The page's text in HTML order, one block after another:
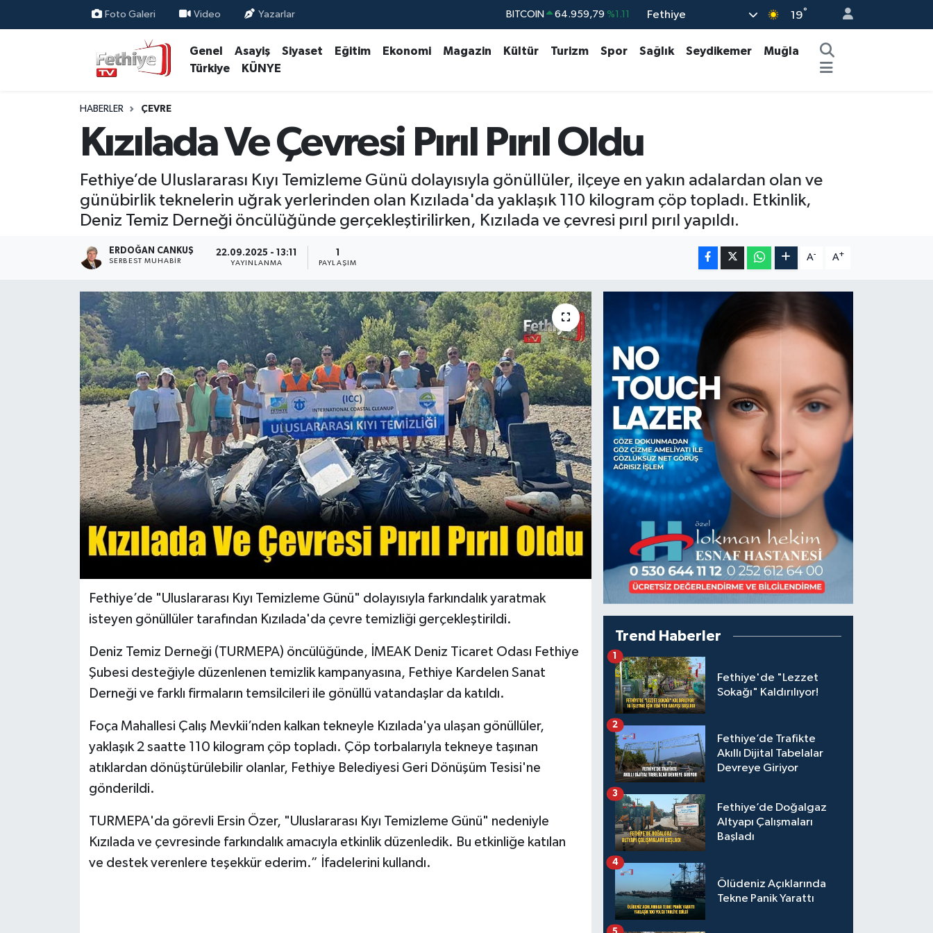
Foto Galeri Video Yazarlar BITCOIN 64.959,79 %1.11
BİST100 13.779 %-14
Fethiye 19°
Genel Asayiş Siyaset Eğitim Ekonomi Magazin Kültür Turizm Spor Sağlık Seydikemer
Muğla
Türkiye
KÜNYE
HABERLER ÇEVRE
Kızılada Ve Çevresi Pırıl Pırıl Oldu
Fethiye’de Uluslararası Kıyı Temizleme Günü dolayısıyla gönüllüler, ilçeye en yakın adalardan olan ve
günübirlik teknelerin uğrak yerlerinden olan Kızılada'da yaklaşık 110 kilogram çöp topladı. Etkinlik,
Deniz Temiz Derneği öncülüğünde gerçekleştirilirken, Kızılada ve çevresi pırıl pırıl yapıldı.
ERDOĞAN CANKUŞ
SERBEST MUHABIR
22.09.2025 - 13:11
YAYINLANMA
1
PAYLAŞIM
A- A+
Fethiye’de "Uluslararası Kıyı Temizleme Günü" dolayısıyla farkındalık yaratmak
isteyen gönüllüler tarafından Kızılada'da çevre temizliği gerçekleştirildi.
Deniz Temiz Derneği (TURMEPA) öncülüğünde, İMEAK Deniz Ticaret Odası Fethiye
Şubesi desteğiyle düzenlenen temizlik kampanyasına, Fethiye Kardelen Sanat
Derneği ve farklı firmaların temsilcileri ile gönüllü vatandaşlar da katıldı.
Foça Mahallesi Çalış Mevkii’nden kalkan tekneyle Kızılada'ya ulaşan gönüllüler,
yaklaşık 2 saatte 110 kilogram çöp topladı. Çöp torbalarıyla tekneye taşınan
atıklardan dönüştürülebilir olanlar, Fethiye Belediyesi Geri Dönüşüm Tesisi'ne
gönderildi.
TURMEPA'da görevli Ersin Özer, "Uluslararası Kıyı Temizleme Günü" nedeniyle
Kızılada ve çevresinde farkındalık amacıyla etkinlik düzenledik. Bu etkinliğe katılan
ve destek verenlere teşekkür ederim.” İfadelerini kullandı.
Trend Haberler
Fethiye'de "Lezzet
Sokağı" Kaldırılıyor!
1
Fethiye’de Trafikte
Akıllı Dijital Tabelalar
Devreye Giriyor
2
Fethiye’de Doğalgaz
Altyapı Çalışmaları
Başladı
3
Ölüdeniz Açıklarında
Tekne Panik Yarattı
4
Magazin
Muğla Nöbetçi Eczaneler
Muğla Trafik Yoğunluk Haritası
Süper Lig Puan Durumu ve Fikstür
Tüm Manşetler
Son Dakika Haberleri
Haber Arşivi